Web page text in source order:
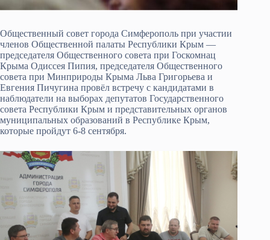
Общественный совет города Симферополь при участии
членов Общественной палаты Республики Крым —
председателя Общественного совета при Госкомнац
Крыма Одиссея Пипия, председателя Общественного
совета при Минприроды Крыма Льва Григорьева и
Евгения Пичугина провёл встречу с кандидатами в
наблюдатели на выборах депутатов Государственного
совета Республики Крым и представительных органов
муниципальных образований в Республике Крым,
которые пройдут 6-8 сентября.